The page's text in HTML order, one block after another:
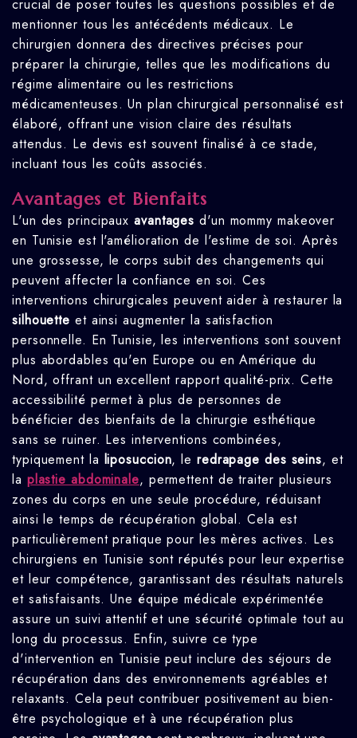
crucial de poser toutes les questions possibles et de
mentionner tous les antécédents médicaux. Le
chirurgien donnera des directives précises pour
préparer la chirurgie, telles que les modifications du
régime alimentaire ou les restrictions
médicamenteuses. Un plan chirurgical personnalisé est
élaboré, offrant une vision claire des résultats
attendus. Le devis est souvent finalisé à ce stade,
incluant tous les coûts associés.
Avantages et Bienfaits
L'un des principaux avantages d'un mommy makeover
en Tunisie est l'amélioration de l'estime de soi. Après
une grossesse, le corps subit des changements qui
peuvent affecter la confiance en soi. Ces
interventions chirurgicales peuvent aider à restaurer la
silhouette et ainsi augmenter la satisfaction
personnelle. En Tunisie, les interventions sont souvent
plus abordables qu'en Europe ou en Amérique du
Nord, offrant un excellent rapport qualité-prix. Cette
accessibilité permet à plus de personnes de
bénéficier des bienfaits de la chirurgie esthétique
sans se ruiner. Les interventions combinées,
typiquement la liposuccion, le redrapage des seins, et
la plastie abdominale, permettent de traiter plusieurs
zones du corps en une seule procédure, réduisant
ainsi le temps de récupération global. Cela est
particulièrement pratique pour les mères actives. Les
chirurgiens en Tunisie sont réputés pour leur expertise
et leur compétence, garantissant des résultats naturels
et satisfaisants. Une équipe médicale expérimentée
assure un suivi attentif et une sécurité optimale tout au
long du processus. Enfin, suivre ce type
d'intervention en Tunisie peut inclure des séjours de
récupération dans des environnements agréables et
relaxants. Cela peut contribuer positivement au bien-
être psychologique et à une récupération plus